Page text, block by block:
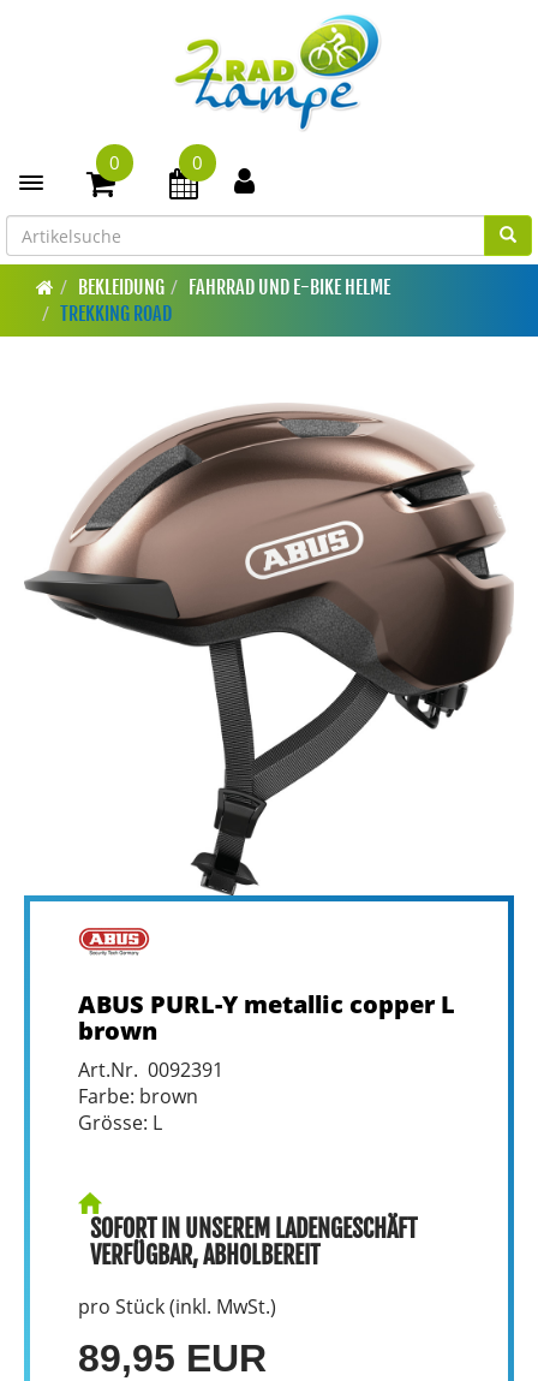
Toggle navigation
0 0
BEKLEIDUNG
FAHRRAD UND E-BIKE HELME
TREKKING ROAD
ABUS PURL-Y metallic copper L
brown
Art.Nr. 0092391
Farbe: brown
Grösse: L
SOFORT IN UNSEREM LADENGESCHÄFT
VERFÜGBAR, ABHOLBEREIT
pro Stück (inkl. MwSt.)
89,95 EUR